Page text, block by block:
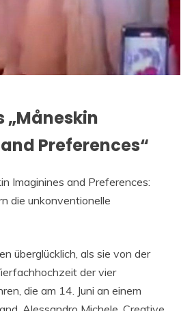
Preferences“
Imaginines and Preferences:
die unkonventionelle
überglücklich, als sie von der
der vier
die am 14. Juni an einem